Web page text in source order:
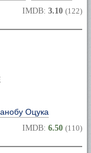
IMDB: 3.10 (122)
Оцука
IMDB: 6.50 (110)